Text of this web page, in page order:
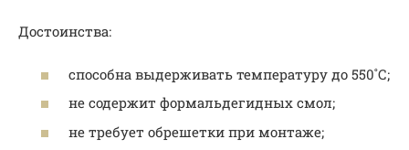
Достоинства:
способна выдерживать температуру до 550˚С;
не содержит формальдегидных смол;
не требует обрешетки при монтаже;